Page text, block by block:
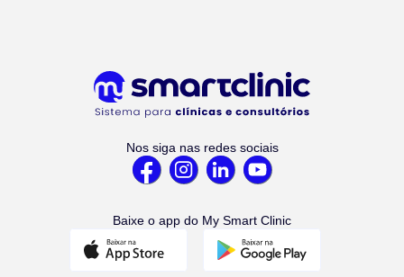
Nos siga nas redes sociais
Baixe o app do My Smart Clinic